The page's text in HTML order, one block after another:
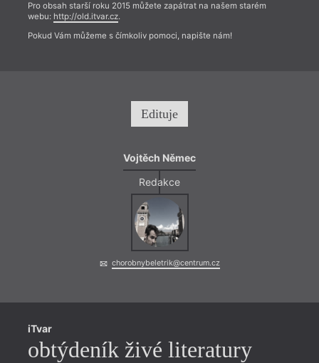
Pro obsah starší roku 2015 můžete zapátrat na našem starém
webu: http://old.itvar.cz.
Pokud Vám můžeme s čímkoliv pomoci, napište nám!
Edituje
Vojtěch Němec
Redakce
chorobnybeletrik@centrum.cz
iTvar
obtýdeník živé literatury